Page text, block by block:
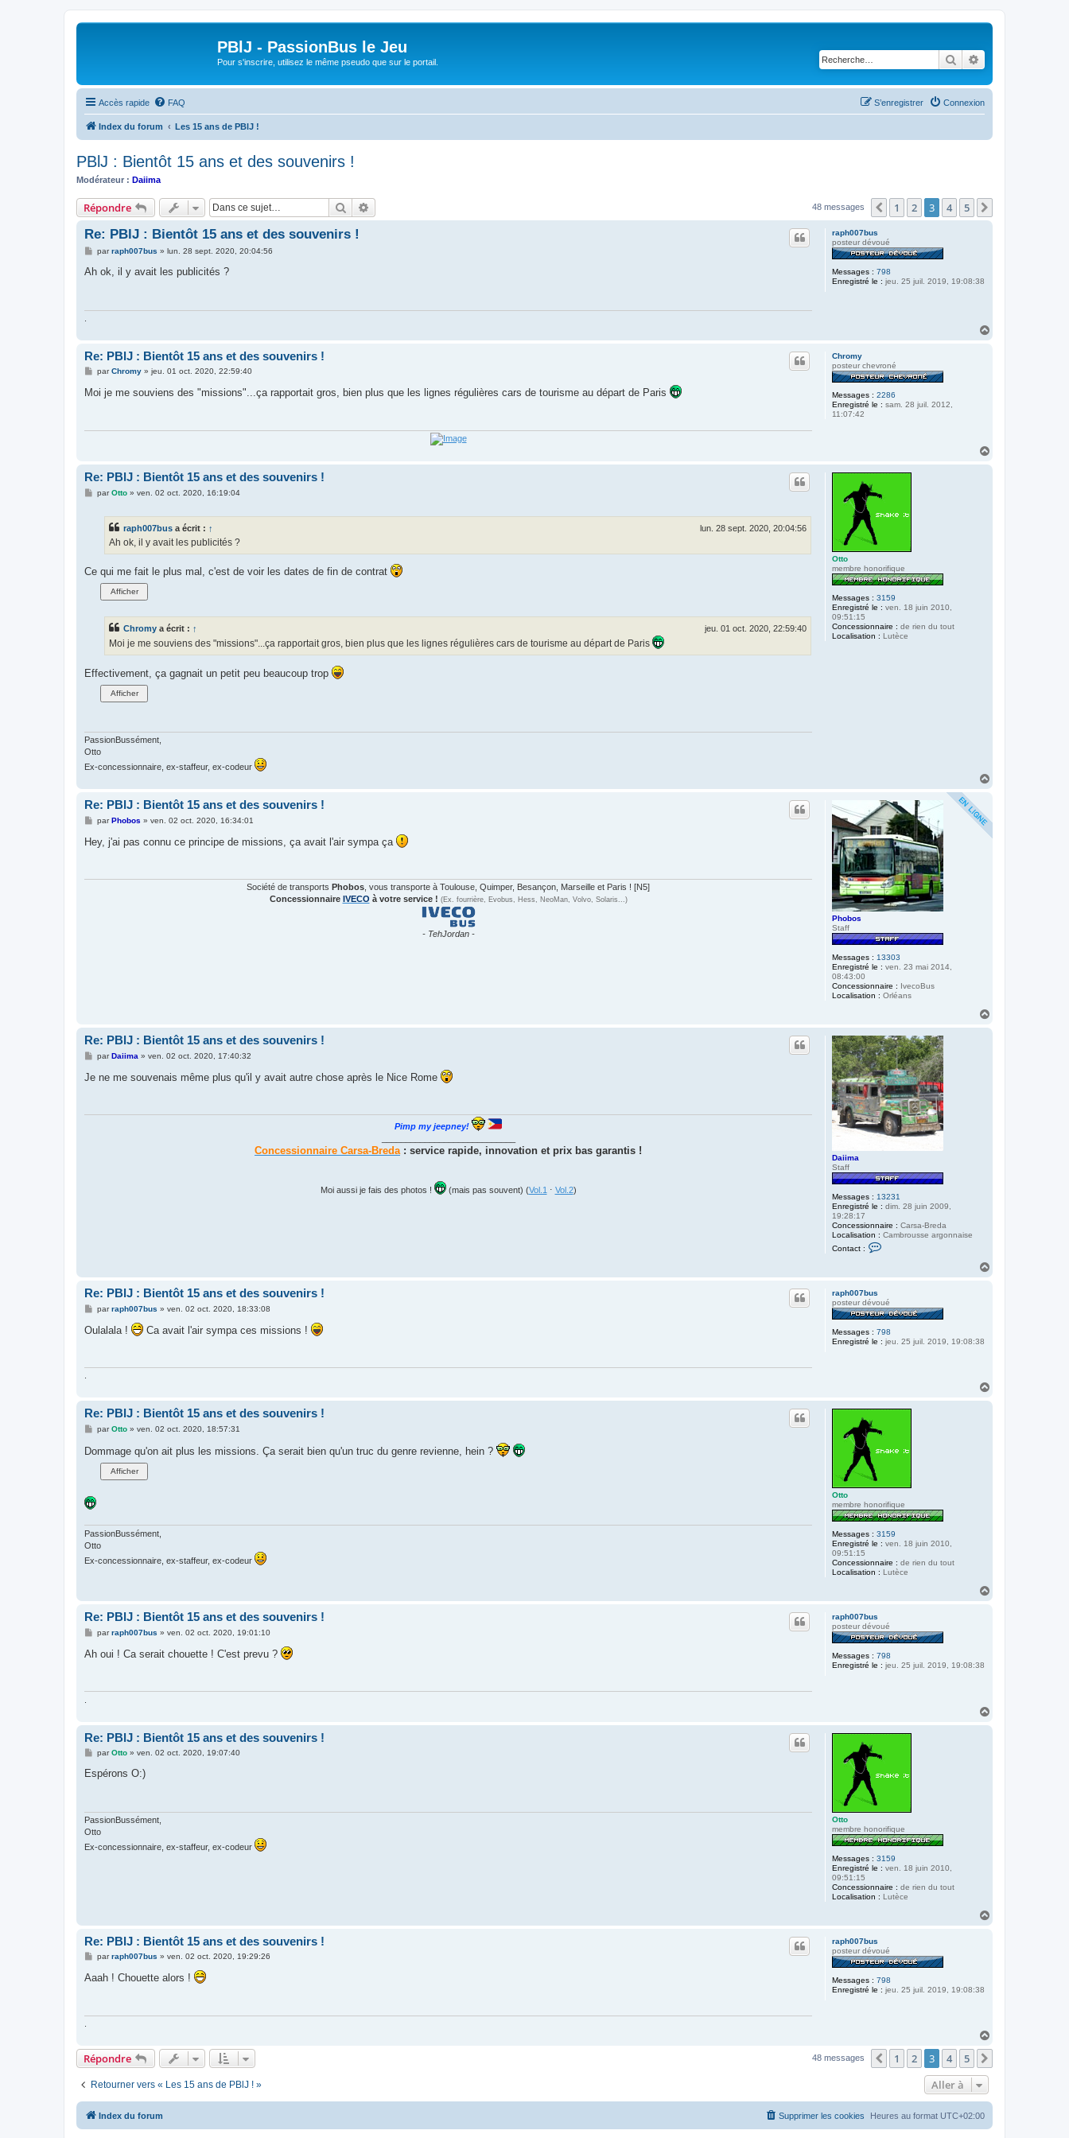
PBlJ - PassionBus le Jeu
Pour s'inscrire, utilisez le même pseudo que sur le portail. Rechercher
Accès rapide FAQ Connexion
S’enregistrer
Index du forum Les 15 ans de PBlJ !
PBlJ : Bientôt 15 ans et des souvenirs !
Modérateur : Daiima
Répondre Rechercher 48 messages Précédente
1 2 3 4 5
raph007bus
posteur dévoué
Messages : 798
Enregistré le : jeu. 25 juil. 2019, 19:08:38
Re: PBlJ : Bientôt 15 ans et des souvenirs !
M
s
parraph007bus » lun. 28 sept. 2020, 20:04:56
Ah ok, il y avait les publicités ?
Chromy
posteur chevroné
Messages : 2286
Enregistré le : sam. 28 juil. 2012,
11:07:42
Re: PBlJ : Bientôt 15 ans et des souvenirs !
M
s
s
parChromy» jeu. 01 oct. 2020, 22:59:40
Moi je me souviens des "missions"...ça rapportait gros, bien plus que les lignes régulières cars de tourisme au départ de Paris
Otto
membre honorifique
Messages : 3159
Enregistré le : ven. 18 juin 2010,
09:51:15
Concessionnaire : de rien du tout
Localisation : Lutèce
Re: PBlJ : Bientôt 15 ans et des souvenirs !
MparOtto» ven. 02 oct. 2020, 16:19:04
raph007bus a écrit : ↑ lun. 28 sept. 2020, 20:04:56
Ah ok, il y avait les publicités ?
Ce qui me fait le plus mal, c'est de voir les dates de fin de contrat
Chromy a écrit : ↑ jeu. 01 oct. 2020, 22:59:40
Moi je me souviens des "missions"...ça rapportait gros, bien plus que les lignes régulières cars de tourisme au départ de Paris
Effectivement, ça gagnait un petit peu beaucoup trop
PassionBussément,
Otto
Ex-concessionnaire, ex-staffeur, ex-codeur
Phobos
Staff
Messages : 13303
Enregistré le : ven. 23 mai 2014,
08:43:00
Concessionnaire : IvecoBus
Localisation : Orléans
Re: PBlJ : Bientôt 15 ans et des souvenirs !
M
s
s
parPhobos » ven. 02 oct. 2020, 16:34:01
Hey, j'ai pas connu ce principe de missions, ça avait l'air sympa ça
Société de transports Phobos, vous transporte à Toulouse, Quimper, Besançon, Marseille et Paris ! [N5]
Concessionnaire IVECO à votre service ! (Ex. fourrière, Evobus, Hess, NeoMan, Volvo, Solaris...)
- TehJordan -
Daiima
Staff
Messages : 13231
Enregistré le : dim. 28 juin 2009,
19:28:17
Concessionnaire : Carsa-Breda
Localisation : Cambrousse argonnaise
Contact :
t
e
r
D
a
i
Re: PBlJ : Bientôt 15 ans et des souvenirs !
M
s
s
parDaiima » ven. 02 oct. 2020, 17:40:32
Je ne me souvenais même plus qu'il y avait autre chose après le Nice Rome
Pimp my jeepney!
Concessionnaire Carsa-Breda: service rapide, innovation et prix bas garantis !
Moi aussi je fais des photos ! (mais pas souvent) (Vol.1⋅ Vol.2)
raph007bus
posteur dévoué
Messages : 798
Enregistré le : jeu. 25 juil. 2019, 19:08:38
Re: PBlJ : Bientôt 15 ans et des souvenirs !
M
s
s
parraph007bus » ven. 02 oct. 2020, 18:33:08
Oulalala ! Ca avait l'air sympa ces missions !
.
Otto
membre honorifique
Messages : 3159
Enregistré le : ven. 18 juin 2010,
09:51:15
Concessionnaire : de rien du tout
Localisation : Lutèce
Re: PBlJ : Bientôt 15 ans et des souvenirs !
M
s
parOtto» ven. 02 oct. 2020, 18:57:31
Dommage qu'on ait plus les missions. Ça serait bien qu'un truc du genre revienne, hein ?
PassionBussément,
Otto
Ex-concessionnaire, ex-staffeur, ex-codeur
raph007bus
posteur dévoué
Messages : 798
Enregistré le : jeu. 25 juil. 2019, 19:08:38
Re: PBlJ : Bientôt 15 ans et des souvenirs !
M
s
s
parraph007bus » ven. 02 oct. 2020, 19:01:10
Ah oui ! Ca serait chouette ! C'est prevu ?
Otto
membre honorifique
Messages : 3159
Enregistré le : ven. 18 juin 2010,
09:51:15
Concessionnaire : de rien du tout
Localisation : Lutèce
Re: PBlJ : Bientôt 15 ans et des souvenirs !
M
s
s
parOtto» ven. 02 oct. 2020, 19:07:40
Espérons O:)
PassionBussément,
Otto
Ex-concessionnaire, ex-staffeur, ex-codeur
raph007bus
posteur dévoué
Messages : 798
Enregistré le : jeu. 25 juil. 2019, 19:08:38
Re: PBlJ : Bientôt 15 ans et des souvenirs !
M
s
s
parraph007bus » ven. 02 oct. 2020, 19:29:26
Aaah ! Chouette alors !
t
Répondre 48 messages Précédente
1 2 3 4 5
Retourner vers « Les 15 ans de PBlJ ! » Aller à
Index du forum Heures au format UTC+02:00
Supprimer les cookies